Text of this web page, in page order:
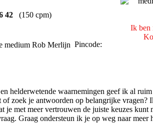
Ik ben
42 (150 cpm)
Pincode:
helderwetende waarnemingen geef ik al
zoek je antwoorden op belangrijke vragen?
je met meer vertrouwen de juiste keuzes
Graag ondersteun ik je op weg naar